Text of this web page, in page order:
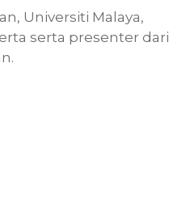
Universiti Malaya,
serta presenter dari